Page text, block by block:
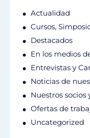
Actualidad
Cursos,
Destacados
En los medios
Entrevistas y
Noticias de
Nuestros socios
Ofertas de
Uncategorized